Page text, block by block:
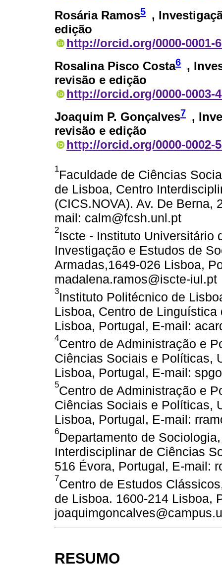
Rosária Ramos5 ,
edição
http://orcid.org/0000-0001-
Rosalina Pisco Costa6 ,
revisão e edição
http://orcid.org/0000-0003-
Joaquim P. Gonçalves7 ,
revisão e edição
http://orcid.org/0000-0002-
1Faculdade de Ciências
de Lisboa, Centro
(CICS.NOVA). Av. De Berna,
mail: calm@fcsh.unl.pt
2Iscte - Instituto Universitário
Investigação e Estudos de
Armadas,1649-026 Lisboa,
madalena.ramos@iscte-iul.pt
3Instituto Politécnico de
Lisboa, Centro de
Lisboa, Portugal, E-mail:
4Centro de Administração e
Ciências Sociais e Políticas,
Lisboa, Portugal, E-mail:
5Centro de Administração e
Ciências Sociais e Políticas,
Lisboa, Portugal, E-mail:
6Departamento de
Interdisciplinar de Ciências
516 Évora, Portugal, E-mail:
7Centro de Estudos
de Lisboa. 1600-214 Lisboa,
RESUMO